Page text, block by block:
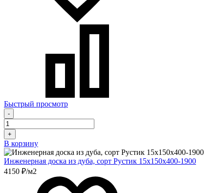
Быстрый просмотр
-
+
В корзину
Инженерная доска из дуба, сорт Рустик 15х150х400-1900
4150 ₽/м2